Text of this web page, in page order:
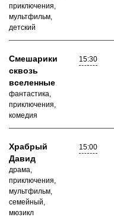
приключения,
мультфильм,
детский
Смешарики
сквозь
вселенные
фантастика,
приключения,
комедия
15:30
Храбрый
Давид
драма,
приключения,
мультфильм,
семейный,
мюзикл
15:00